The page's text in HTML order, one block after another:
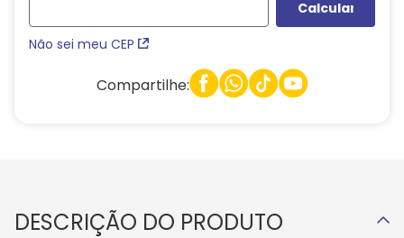
Não sei meu CEP
Compartilhe:
DESCRIÇÃO DO PRODUTO